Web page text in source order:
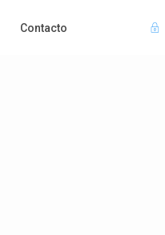
Contacto